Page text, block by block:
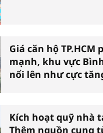
Giá căn hộ TP.HCM
mạnh, khu vực
nổi lên như cực
Kích hoạt quỹ nhà
Thêm nguồn cung